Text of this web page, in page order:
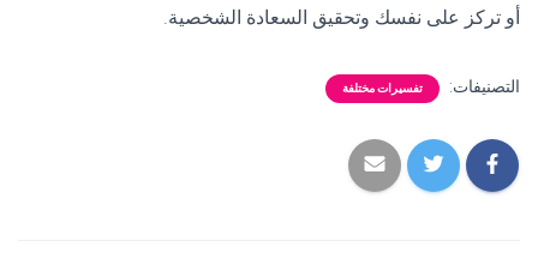
أو تركز على نفسك وتحقيق السعادة الشخصية.
التصنيفات: تفسيرات مختلفة